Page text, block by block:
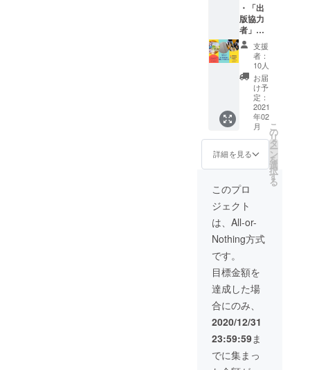
・「出
版協力
者」と
して企
業ロゴ
を名刺
サイズ
で掲載
しま
す。 ・
絵本3冊
ご提供
させて
頂きま
す。 ※
支援
時、必
ず備考
欄に掲
載時の
ご希望
のお名
ださ
い。
支援
者：
10人
お届
け予
定：
2021
年02
月
詳細を見る
こ
の
リ
タ
ー
ン
を
選
択
す
る
このプロ
ジェクト
は、All-or-
Nothing方式
です。
目標金額を
達成した場
合にのみ、
2020/12/31
23:59:59ま
でに集まっ